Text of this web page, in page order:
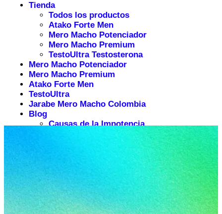
Tienda
Todos los productos
Atako Forte Men
Mero Macho Potenciador
Mero Macho Premium
TestoUltra Testosterona
Mero Macho Potenciador
Mero Macho Premium
Atako Forte Men
TestoUltra
Jarabe Mero Macho Colombia
Blog
Causas de la Impotencia
Potenciador Sexual Mero Macho